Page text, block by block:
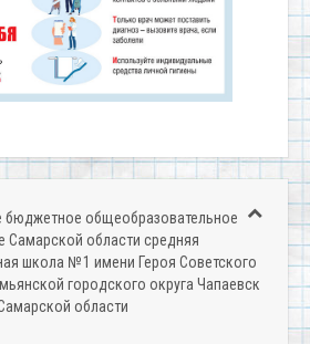
бюджетное общеобразовательное
Самарской области средняя
школа № 1 имени Героя Советского
городского округа Чапаевск
области